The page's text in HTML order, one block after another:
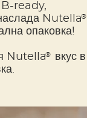
B-ready,
Nutella®
опаковка!
Nutella®
вкус в